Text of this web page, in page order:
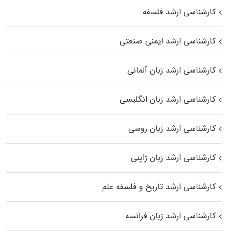
کارشناسی ارشد فلسفه
کارشناسی ارشد ایمنی صنعتی
کارشناسی ارشد زبان آلمانی
کارشناسی ارشد زبان انگلیسی
کارشناسی ارشد زبان روسی
کارشناسی ارشد زبان ژاپنی
کارشناسی ارشد تاریخ و فلسفه علم
کارشناسی ارشد زبان فرانسه